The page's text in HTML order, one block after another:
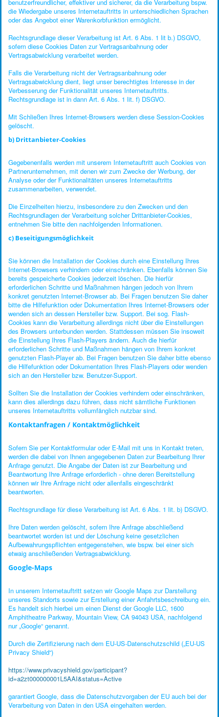
benutzerfreundlicher, effektiver und sicherer, da die Verarbeitung bspw.
die Wiedergabe unseres Internetauftritts in unterschiedlichen Sprachen
oder das Angebot einer Warenkorbfunktion ermöglicht.
Rechtsgrundlage dieser Verarbeitung ist Art. 6 Abs. 1 lit b.) DSGVO,
sofern diese Cookies Daten zur Vertragsanbahnung oder
Vertragsabwicklung verarbeitet werden.
Falls die Verarbeitung nicht der Vertragsanbahnung oder
Vertragsabwicklung dient, liegt unser berechtigtes Interesse in der
Verbesserung der Funktionalität unseres Internetauftritts.
Rechtsgrundlage ist in dann Art. 6 Abs. 1 lit. f) DSGVO.
Mit Schließen Ihres Internet-Browsers werden diese Session-Cookies
gelöscht.
b) Drittanbieter-Cookies
Gegebenenfalls werden mit unserem Internetauftritt auch Cookies von
Partnerunternehmen, mit denen wir zum Zwecke der Werbung, der
Analyse oder der Funktionalitäten unseres Internetauftritts
zusammenarbeiten, verwendet.
Die Einzelheiten hierzu, insbesondere zu den Zwecken und den
Rechtsgrundlagen der Verarbeitung solcher Drittanbieter-Cookies,
entnehmen Sie bitte den nachfolgenden Informationen.
c) Beseitigungsmöglichkeit
Sie können die Installation der Cookies durch eine Einstellung Ihres
Internet-Browsers verhindern oder einschränken. Ebenfalls können Sie
bereits gespeicherte Cookies jederzeit löschen. Die hierfür
erforderlichen Schritte und Maßnahmen hängen jedoch von Ihrem
konkret genutzten Internet-Browser ab. Bei Fragen benutzen Sie daher
bitte die Hilfefunktion oder Dokumentation Ihres Internet-Browsers oder
wenden sich an dessen Hersteller bzw. Support. Bei sog. Flash-
Cookies kann die Verarbeitung allerdings nicht über die Einstellungen
des Browsers unterbunden werden. Stattdessen müssen Sie insoweit
die Einstellung Ihres Flash-Players ändern. Auch die hierfür
erforderlichen Schritte und Maßnahmen hängen von Ihrem konkret
genutzten Flash-Player ab. Bei Fragen benutzen Sie daher bitte ebenso
die Hilfefunktion oder Dokumentation Ihres Flash-Players oder wenden
sich an den Hersteller bzw. Benutzer-Support.
Sollten Sie die Installation der Cookies verhindern oder einschränken,
kann dies allerdings dazu führen, dass nicht sämtliche Funktionen
unseres Internetauftritts vollumfänglich nutzbar sind.
Kontaktanfragen / Kontaktmöglichkeit
Sofern Sie per Kontaktformular oder E-Mail mit uns in Kontakt treten,
werden die dabei von Ihnen angegebenen Daten zur Bearbeitung Ihrer
Anfrage genutzt. Die Angabe der Daten ist zur Bearbeitung und
Beantwortung Ihre Anfrage erforderlich - ohne deren Bereitstellung
können wir Ihre Anfrage nicht oder allenfalls eingeschränkt
beantworten.
Rechtsgrundlage für diese Verarbeitung ist Art. 6 Abs. 1 lit. b) DSGVO.
Ihre Daten werden gelöscht, sofern Ihre Anfrage abschließend
beantwortet worden ist und der Löschung keine gesetzlichen
Aufbewahrungspflichten entgegenstehen, wie bspw. bei einer sich
etwaig anschließenden Vertragsabwicklung.
Google-Maps
In unserem Internetauftritt setzen wir Google Maps zur Darstellung
unseres Standorts sowie zur Erstellung einer Anfahrtsbeschreibung ein.
Es handelt sich hierbei um einen Dienst der Google LLC, 1600
Amphitheatre Parkway, Mountain View, CA 94043 USA, nachfolgend
nur „Google“ genannt.
Durch die Zertifizierung nach dem EU-US-Datenschutzschild („EU-US
Privacy Shield“)
https://www.privacyshield.gov/participant?
id=a2zt000000001L5AAI&status=Active
garantiert Google, dass die Datenschutzvorgaben der EU auch bei der
Verarbeitung von Daten in den USA eingehalten werden.